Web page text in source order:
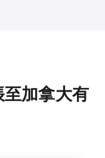
加拿大有